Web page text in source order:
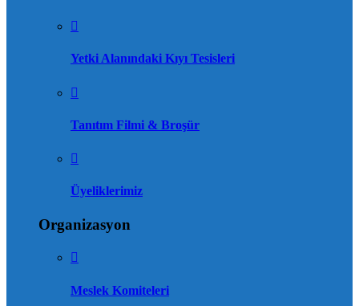
Yetki Alanındaki Kıyı Tesisleri
Tanıtım Filmi & Broşür
Üyeliklerimiz
Organizasyon
Meslek Komiteleri